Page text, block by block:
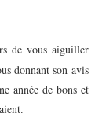
de vous aiguiller
donnant son avis
année de bons et